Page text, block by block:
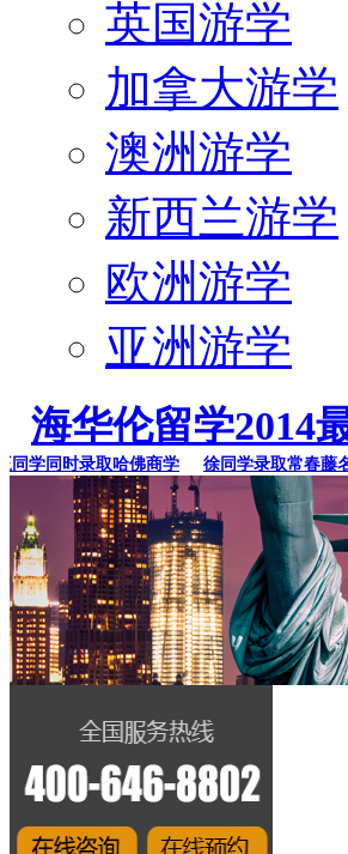
英国游学
加拿大游学
澳洲游学
新西兰游学
欧洲游学
亚洲游学
海华伦留学2014
同时录取哈佛商学 徐同学录取常春藤名校